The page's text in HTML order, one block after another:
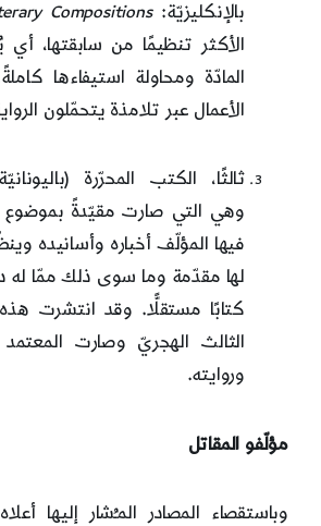
بالإنكليزيّة:Compositions
الأكثر تنظيمًا من سابقتها،
المادّة ومحاولة استيفاءها
الأعمال عبر تلامذة يتحمّلون
ثالثًا، الكتب المحرّرة
وهي التي صارت مقيّدةً بموضوع
فيها المؤلّف أخباره وأسانيده
لها مقدّمة وما سوى ذلك ممّا له
كتابًا مستقلًّا. وقد انتشرت
الثالث الهجريّ وصارت
وروايته.
مؤلّفو المقاتل
وباستقصاء المصادر المـُشار إليها